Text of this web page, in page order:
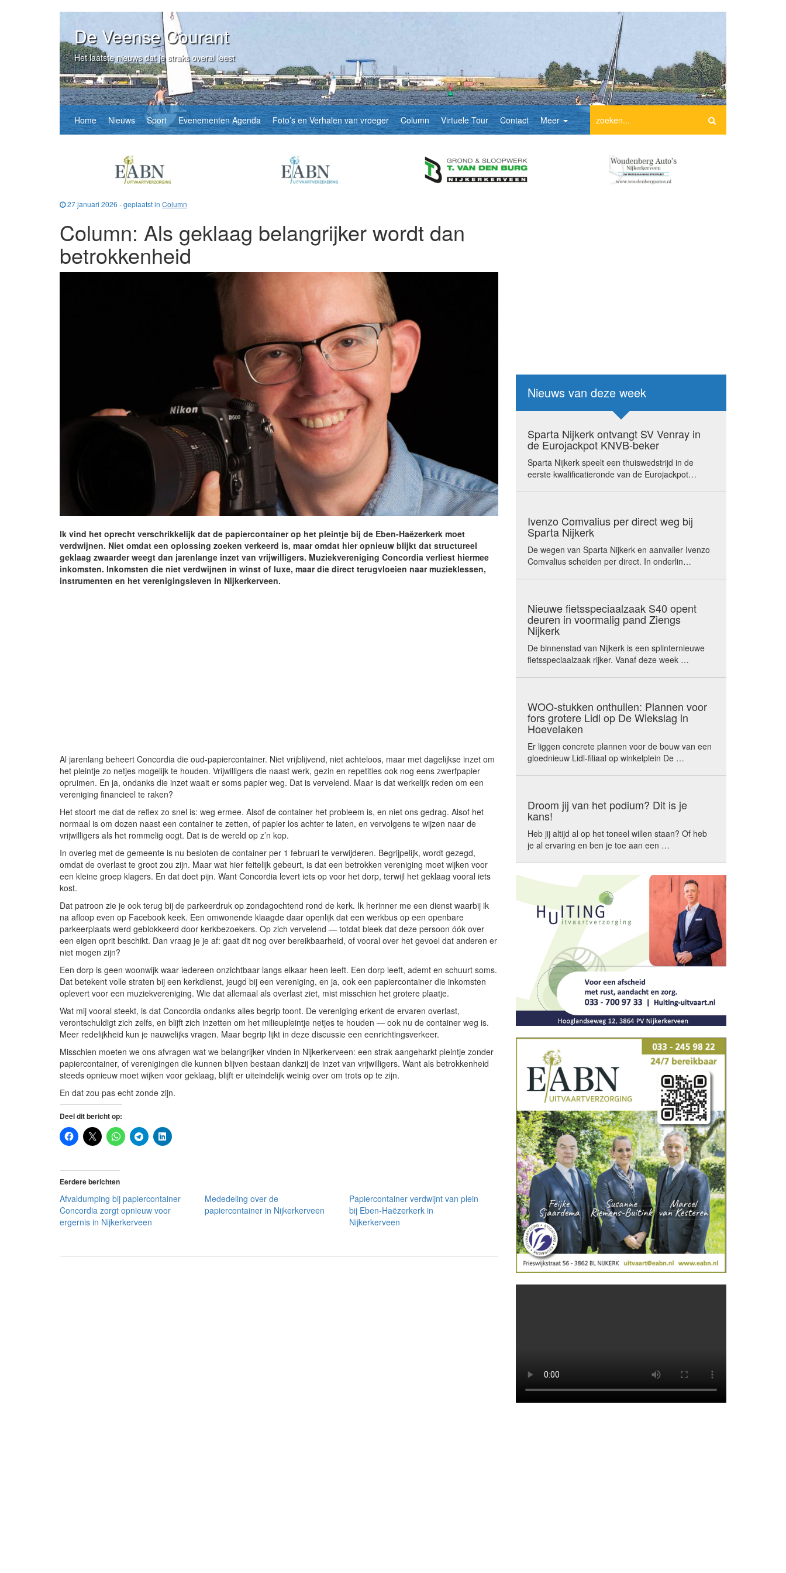
De Veense Courant
Het laatste nieuws dat je straks overal leest
Home Nieuws Sport Evenementen Agenda Foto’s en Verhalen van vroeger Column Virtuele Tour Contact Meer
27 januari 2026 - geplaatst in Column
Column: Als geklaag belangrijker wordt dan
betrokkenheid
Ik vind het oprecht verschrikkelijk dat de papiercontainer op het pleintje bij de Eben-Haëzerkerk moet
verdwijnen. Niet omdat een oplossing zoeken verkeerd is, maar omdat hier opnieuw blijkt dat structureel
geklaag zwaarder weegt dan jarenlange inzet van vrijwilligers. Muziekvereniging Concordia verliest hiermee
inkomsten. Inkomsten die niet verdwijnen in winst of luxe, maar die direct terugvloeien naar muzieklessen,
instrumenten en het verenigingsleven in Nijkerkerveen.
Al jarenlang beheert Concordia die oud-papiercontainer. Niet vrijblijvend, niet achteloos, maar met dagelijkse inzet om
het pleintje zo netjes mogelijk te houden. Vrijwilligers die naast werk, gezin en repetities ook nog eens zwerfpapier
opruimen. En ja, ondanks die inzet waait er soms papier weg. Dat is vervelend. Maar is dat werkelijk reden om een
vereniging financieel te raken?
Het stoort me dat de reflex zo snel is: weg ermee. Alsof de container het probleem is, en niet ons gedrag. Alsof het
normaal is om dozen naast een container te zetten, of papier los achter te laten, en vervolgens te wijzen naar de
vrijwilligers als het rommelig oogt. Dat is de wereld op z’n kop.
In overleg met de gemeente is nu besloten de container per 1 februari te verwijderen. Begrijpelijk, wordt gezegd,
omdat de overlast te groot zou zijn. Maar wat hier feitelijk gebeurt, is dat een betrokken vereniging moet wijken voor
een kleine groep klagers. En dat doet pijn. Want Concordia levert iets op voor het dorp, terwijl het geklaag vooral iets
kost.
Dat patroon zie je ook terug bij de parkeerdruk op zondagochtend rond de kerk. Ik herinner me een dienst waarbij ik
na afloop even op Facebook keek. Een omwonende klaagde daar openlijk dat een werkbus op een openbare
parkeerplaats werd geblokkeerd door kerkbezoekers. Op zich vervelend — totdat bleek dat deze persoon óók over
een eigen oprit beschikt. Dan vraag je je af: gaat dit nog over bereikbaarheid, of vooral over het gevoel dat anderen er
niet mogen zijn?
Een dorp is geen woonwijk waar iedereen onzichtbaar langs elkaar heen leeft. Een dorp leeft, ademt en schuurt soms.
Dat betekent volle straten bij een kerkdienst, jeugd bij een vereniging, en ja, ook een papiercontainer die inkomsten
oplevert voor een muziekvereniging. Wie dat allemaal als overlast ziet, mist misschien het grotere plaatje.
Wat mij vooral steekt, is dat Concordia ondanks alles begrip toont. De vereniging erkent de ervaren overlast,
verontschuldigt zich zelfs, en blijft zich inzetten om het milieupleintje netjes te houden — ook nu de container weg is.
Meer redelijkheid kun je nauwelijks vragen. Maar begrip lijkt in deze discussie een eenrichtingsverkeer.
Misschien moeten we ons afvragen wat we belangrijker vinden in Nijkerkerveen: een strak aangeharkt pleintje zonder
papiercontainer, of verenigingen die kunnen blijven bestaan dankzij de inzet van vrijwilligers. Want als betrokkenheid
steeds opnieuw moet wijken voor geklaag, blijft er uiteindelijk weinig over om trots op te zijn.
En dat zou pas echt zonde zijn.
Deel dit bericht op:
Eerdere berichten
Afvaldumping bij papiercontainer
Concordia zorgt opnieuw voor
ergernis in Nijkerkerveen
Mededeling over de
papiercontainer in Nijkerkerveen
Papiercontainer verdwijnt van plein
bij Eben-Haëzerkerk in
Nijkerkerveen
Nieuws van deze week
Sparta Nijkerk ontvangt SV Venray in
de Eurojackpot KNVB-beker
Sparta Nijkerk speelt een thuiswedstrijd in de
eerste kwalificatieronde van de Eurojackpot…
Ivenzo Comvalius per direct weg bij
Sparta Nijkerk
De wegen van Sparta Nijkerk en aanvaller Ivenzo
Comvalius scheiden per direct. In onderlin…
Nieuwe fietsspeciaalzaak S40 opent
deuren in voormalig pand Ziengs
Nijkerk
De binnenstad van Nijkerk is een splinternieuwe
fietsspeciaalzaak rijker. Vanaf deze week …
WOO-stukken onthullen: Plannen voor
fors grotere Lidl op De Wiekslag in
Hoevelaken
Er liggen concrete plannen voor de bouw van een
gloednieuw Lidl-filiaal op winkelplein De …
Droom jij van het podium? Dit is je
kans!
Heb jij altijd al op het toneel willen staan? Of heb
je al ervaring en ben je toe aan een …